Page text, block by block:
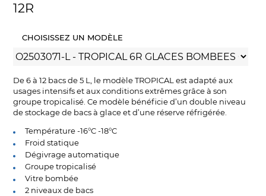
12R
CHOISISSEZ UN MODÈLE
De 6 à 12 bacs de 5 L, le modèle TROPICAL est adapté aux
usages intensifs et aux conditions extrêmes grâce à son
groupe tropicalisé. Ce modèle bénéficie d’un double niveau
de stockage de bacs à glace et d’une réserve réfrigérée.
Température -16°C -18°C
Froid statique
Dégivrage automatique
Groupe tropicalisé
Vitre bombée
2 niveaux de bacs